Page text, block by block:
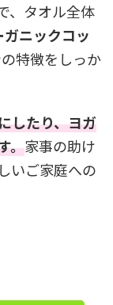
、タオル全体
ニックコッ
特徴をしっか
したり、ヨガ
。家事の助け
いご家庭への